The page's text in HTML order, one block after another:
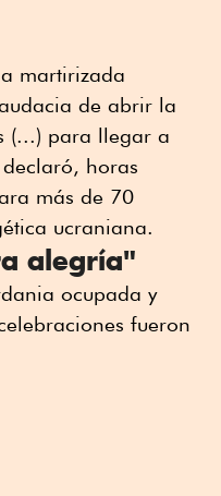
martirizada
de abrir la
(...) para llegar a
horas
más de 70
ucraniana.
alegría"
ocupada y
fueron